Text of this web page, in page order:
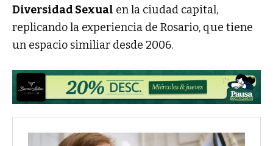
Diversidad Sexual en la ciudad capital,
replicando la experiencia de Rosario, que tiene
un espacio similiar desde 2006.